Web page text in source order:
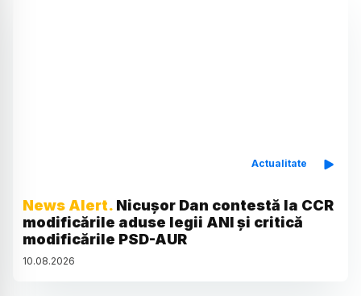
Actualitate
News Alert. Nicușor Dan contestă la CCR
modificările aduse legii ANI și critică
modificările PSD-AUR
10.08.2026